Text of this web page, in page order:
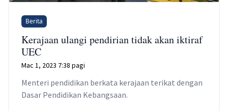
Berita
Kerajaan ulangi pendirian tidak akan iktiraf
UEC
Mac 1, 2023 7:38 pagi
Menteri pendidikan berkata kerajaan terikat dengan
Dasar Pendidikan Kebangsaan.